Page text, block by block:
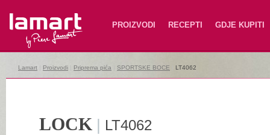
Lamart PROIZVODI RECEPTI GDJE KUPITI
Lamart Proizvodi Priprema pića SPORTSKE BOCE LT4062
LOCK | LT4062